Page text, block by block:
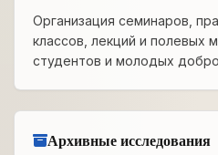
Организация семинаров,
классов, лекций и полевых
студентов и молодых
Архивные исследования